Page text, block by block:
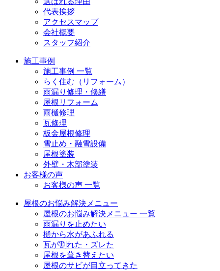
代表挨拶
アクセスマップ
会社概要
スタッフ紹介
施工事例
施工事例 一覧
らく住む（リフォーム）
雨漏り修理・修繕
屋根リフォーム
雨樋修理
瓦修理
板金屋根修理
雪止め・融雪設備
屋根塗装
外壁・木部塗装
お客様の声
お客様の声 一覧
屋根のお悩み解決メニュー
屋根のお悩み解決メニュー 一覧
雨漏りを止めたい
樋から水があふれる
瓦が割れた・ズレた
屋根を葺き替えたい
屋根のサビが目立ってきた